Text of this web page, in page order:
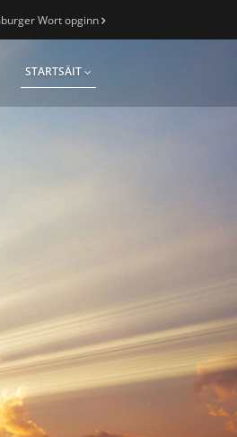
Wort opginn
STARTSÄIT